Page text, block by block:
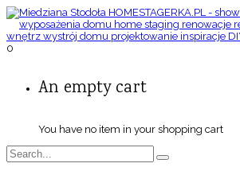
0
An empty cart
You have no item in your shopping cart